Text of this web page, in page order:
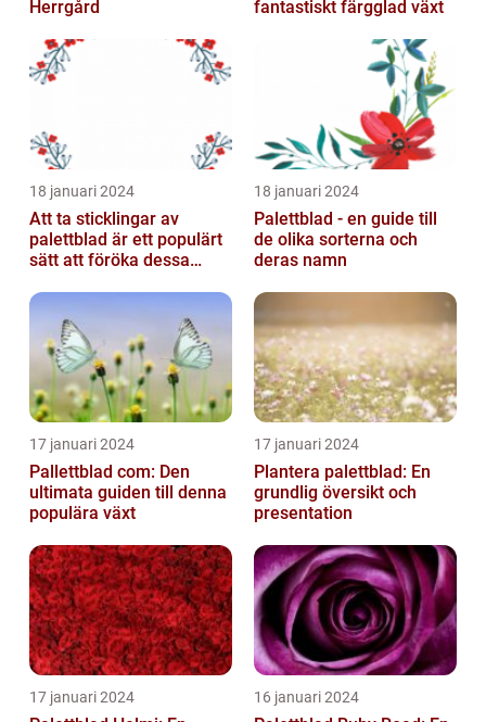
Herrgård
fantastiskt färgglad växt
18 januari 2024
Att ta sticklingar av
palettblad är ett populärt
sätt att föröka dessa
relativt...
18 januari 2024
Palettblad - en guide till
de olika sorterna och
deras namn
17 januari 2024
Pallettblad com: Den
ultimata guiden till denna
populära växt
17 januari 2024
Plantera palettblad: En
grundlig översikt och
presentation
17 januari 2024 16 januari 2024